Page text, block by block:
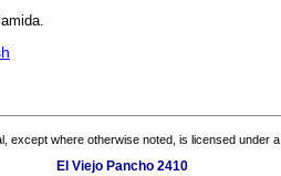
except where otherwise noted, is licensed under a
El Viejo Pancho 2410